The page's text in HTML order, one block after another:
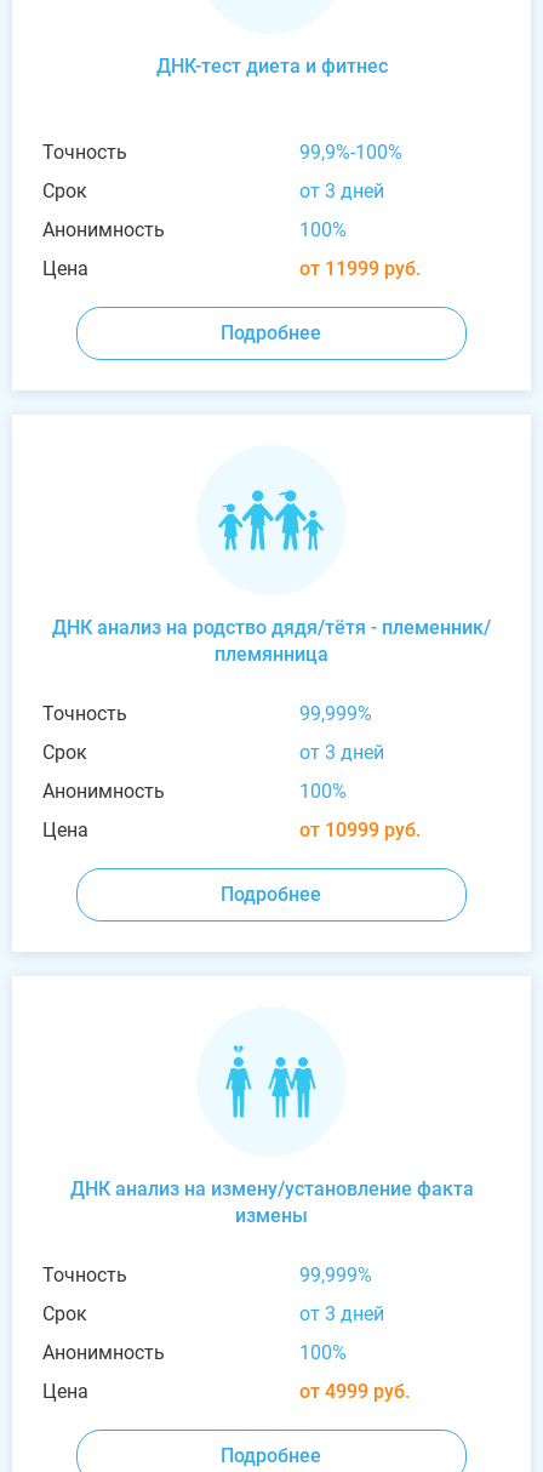
ДНК-тест диета и фитнес
Точность
99,9%-100%
Срок
от 3 дней
Анонимность
100%
Цена
от 11999 руб.
Подробнее
ДНК анализ на родство дядя/тётя - племенник/
племянница
Точность
99,999%
Срок
от 3 дней
Анонимность
100%
Цена
от 10999 руб.
Подробнее
ДНК анализ на измену/установление факта
измены
Точность
99,999%
Срок
от 3 дней
Анонимность
100%
Цена
от 4999 руб.
Подробнее